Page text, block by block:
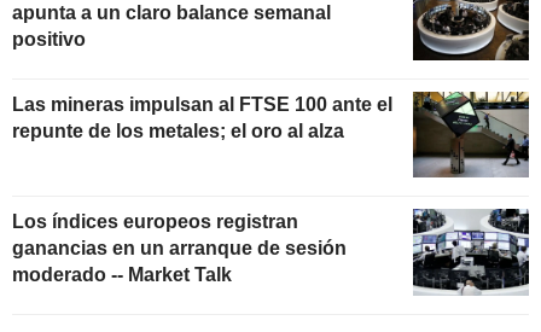
apunta a un claro balance semanal
positivo
Las mineras impulsan al FTSE 100 ante el
repunte de los metales; el oro al alza
Los índices europeos registran
ganancias en un arranque de sesión
moderado -- Market Talk